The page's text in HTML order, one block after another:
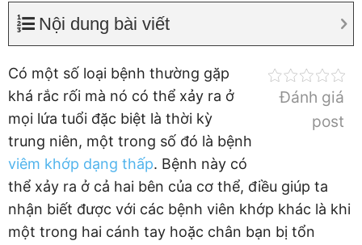
Nội dung bài viết
Đánh giá
post
Có một số loại bệnh thường gặp
khá rắc rối mà nó có thể xảy ra ở
mọi lứa tuổi đặc biệt là thời kỳ
trung niên, một trong số đó là bệnh
viêm khớp dạng thấp. Bệnh này có
thể xảy ra ở cả hai bên của cơ thể, điều giúp ta
nhận biết được với các bệnh viên khớp khác là khi
một trong hai cánh tay hoặc chân bạn bị tổn